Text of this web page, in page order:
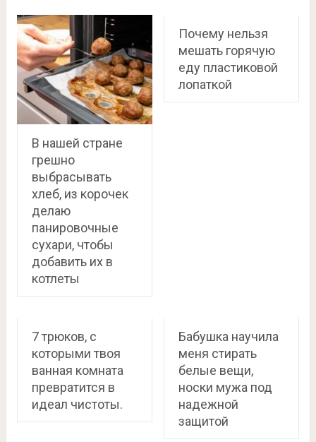
В нашей стране
грешно
выбрасывать
хлеб, из корочек
делаю
панировочные
сухари, чтобы
добавить их в
котлеты
Почему нельзя
мешать горячую
еду пластиковой
лопаткой
7 трюков, с
которыми твоя
ванная комната
превратится в
идеал чистоты.
Бабушка научила
меня стирать
белые вещи,
носки мужа под
надежной
защитой